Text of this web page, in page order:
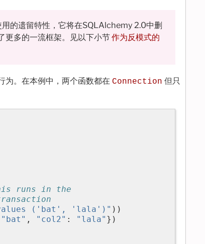
的遗留特性，它将在SQLAlchemy 2.0中删
更多的一流框架。见以下小节作为反模式的
。在本例中，两个函数都在 Connection 但只
runs in the
('bat', 'lala')" ))
"bat" , "col2" : "lala" })